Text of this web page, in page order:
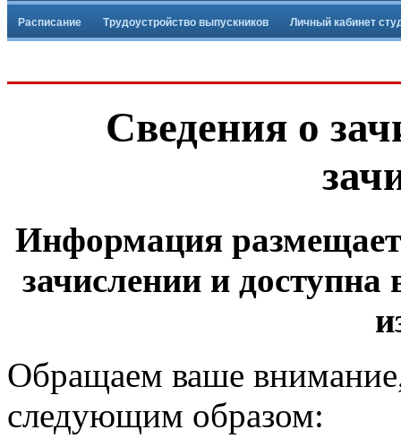
Расписание Трудоустройство выпускников Личный кабинет
Сведения о
Информация
зачислении и доступна
Обращаем ваше
следующим образом: